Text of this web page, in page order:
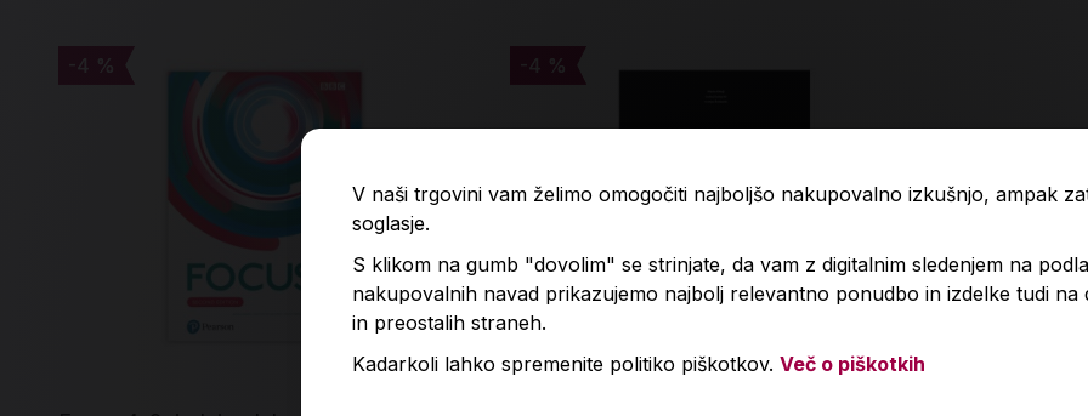
-4 %
-4 % -4 %
-4 %
V naši trgovini vam želimo omogočiti najboljšo nakupovalno izkušnjo, ampak
soglasje.
S klikom na gumb "dovolim" se strinjate, da vam z digitalnim sledenjem na
nakupovalnih navad prikazujemo najbolj relevantno ponudbo in izdelke tudi na
in preostalih straneh.
Kadarkoli lahko spremenite politiko piškotkov. Več o piškotkih